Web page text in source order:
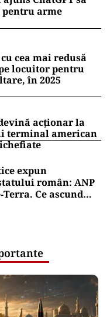
arme
cea mai redusă
locuitor pentru
în 2025
acționar la
terminal american
expun
român: ANP
Ce ascund